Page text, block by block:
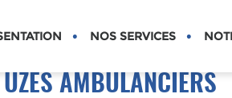
NOS SERVICES
UZES AMBULANCIERS